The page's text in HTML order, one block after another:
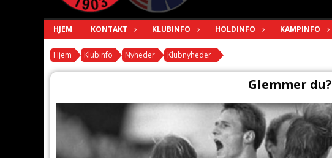
HJEM KONTAKT KLUBINFO HOLDINFO KAMPINFO
Hjem Klubinfo Nyheder Klubnyheder
Glemmer du?